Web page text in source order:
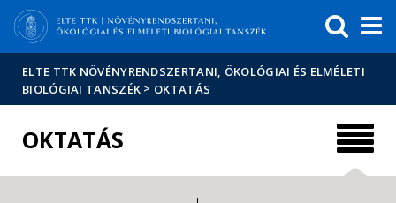
Hírek
Események
ELTE a
sajtóban
ELTE TTK NÖVÉNYRENDSZERTANI, ÖKOLÓGIAI ÉS ELMÉLETI
BIOLÓGIAI TANSZÉK > OKTATÁS
OKTATÁS